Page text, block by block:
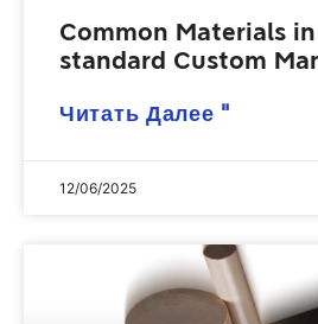
Common Materials
standard Custom
Читать Далее "
12/06/2025